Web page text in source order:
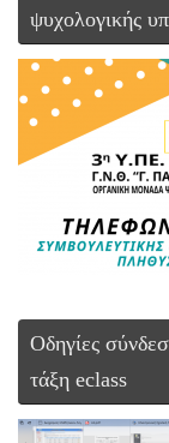
ψυχολογικής
Οδηγίες
τάξη eclass